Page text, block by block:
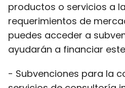
productos o servicios a
requerimientos de
puedes acceder a
ayudarán a financiar
- Subvenciones para la